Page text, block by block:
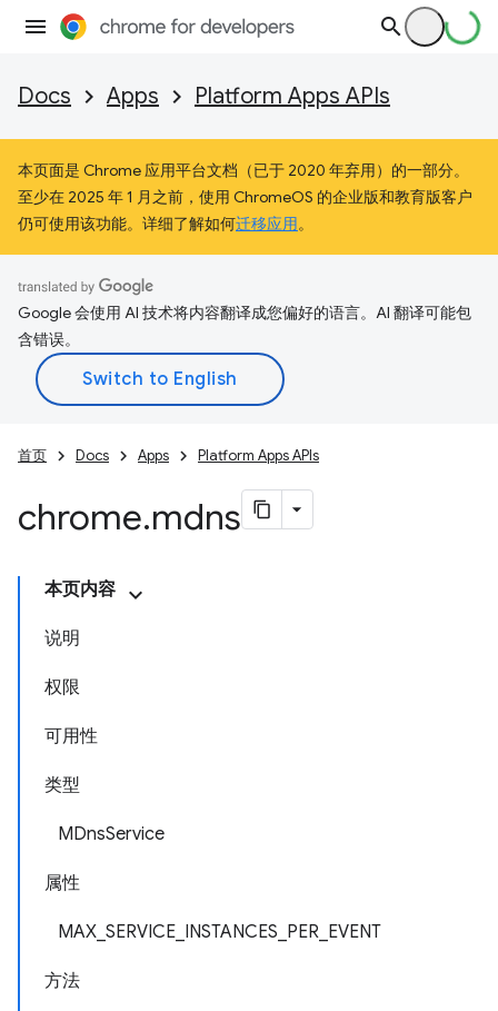
Docs Apps Platform Apps APIs
本页面是 Chrome 应用平台文档（已于 2020 年弃用）的一部分。
至少在 2025 年 1 月之前，使用 ChromeOS 的企业版和教育版客户
仍可使用该功能。详细了解如何迁移应用。
Google 会使用 AI 技术将内容翻译成您偏好的语言。AI 翻译可能包
含错误。
首页 Docs Apps Platform Apps APIs
chrome.mdns
本页内容
说明
权限
可用性
类型
MDnsService
属性
MAX_SERVICE_INSTANCES_PER_EVENT
方法